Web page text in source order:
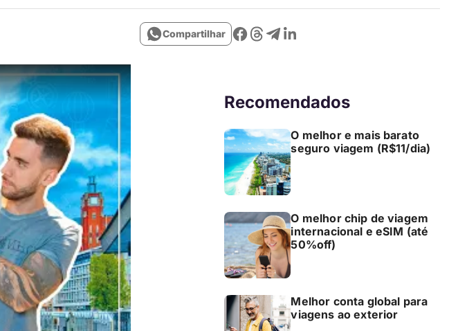
Compartilhar
Recomendados
O melhor e mais barato
seguro viagem (R$11/dia)
O melhor chip de viagem
internacional e eSIM (até
50%off)
Melhor conta global para
viagens ao exterior